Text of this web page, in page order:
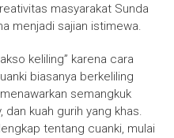
masyarakat Sunda
menjadi sajian istimewa.
keliling” karena cara
biasanya berkeliling
semangkuk
kuah gurih yang khas.
tentang cuanki, mulai